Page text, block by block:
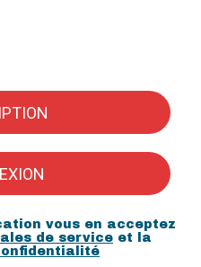
vous en acceptez
de service et la